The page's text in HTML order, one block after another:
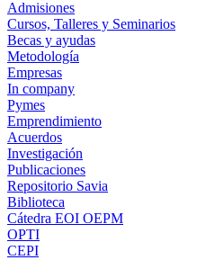
Admisiones
Cursos, Talleres y Seminarios
Becas y ayudas
Metodología
Empresas
In company
Pymes
Emprendimiento
Acuerdos
Investigación
Publicaciones
Repositorio Savia
Biblioteca
Cátedra EOI OEPM
OPTI
CEPI